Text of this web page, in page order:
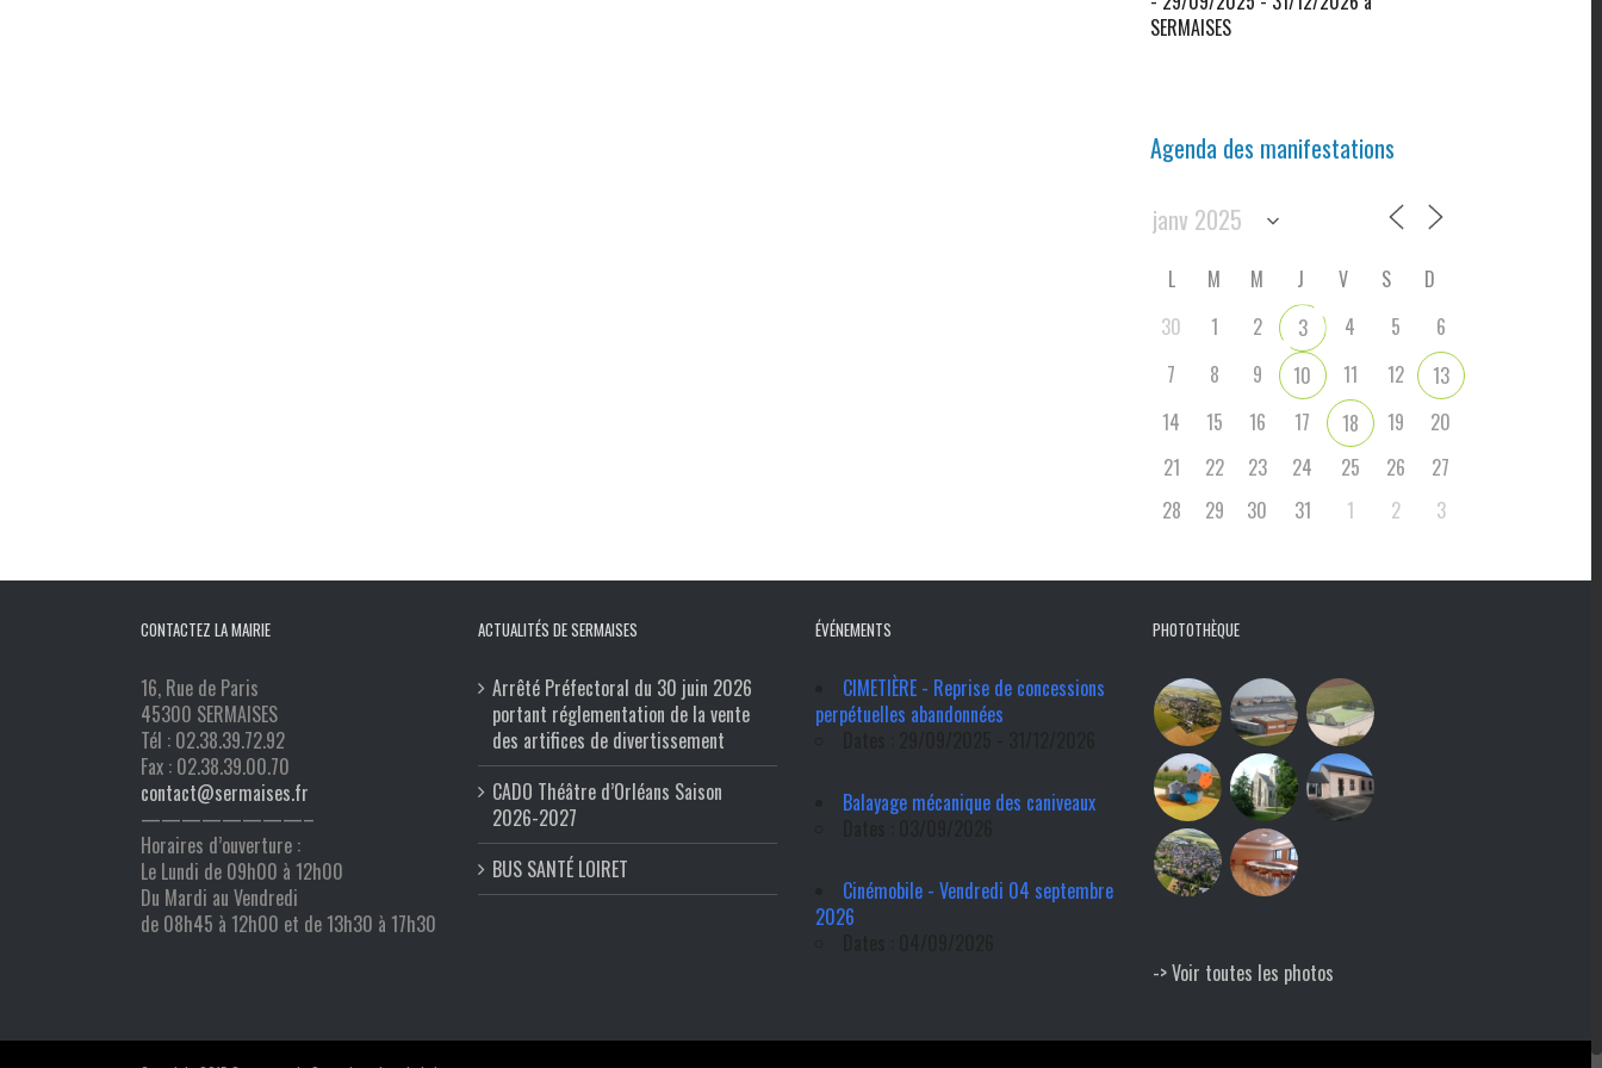
SERMAISES
Agenda des manifestations
L M M J V S
D
30
1 2 3 4 5
6
7
8 9 10 11 12
13
14
15 16 17 18 19
20
21
22 23 24 25 26
27
28
29 30 31 1 2 3
CONTACTEZ LA MAIRIE
16, Rue de Paris
45300 SERMAISES
Tél : 02.38.39.72.92
Fax : 02.38.39.00.70
contact@sermaises.fr
————————–
Horaires d’ouverture :
Le Lundi de 09h00 à 12h00
Du Mardi au Vendredi
de 08h45 à 12h00 et de 13h30 à 17h30
ACTUALITÉS DE SERMAISES
Arrêté Préfectoral du 30 juin 2026
portant réglementation de la vente
des artifices de divertissement
CADO Théâtre d’Orléans Saison
2026-2027
BUS SANTÉ LOIRET
ÉVÉNEMENTS
CIMETIÈRE - Reprise de concessions
perpétuelles abandonnées
Balayage mécanique des caniveaux
Cinémobile - Vendredi 04 septembre
2026
PHOTOTHÈQUE
-> Voir toutes les photos